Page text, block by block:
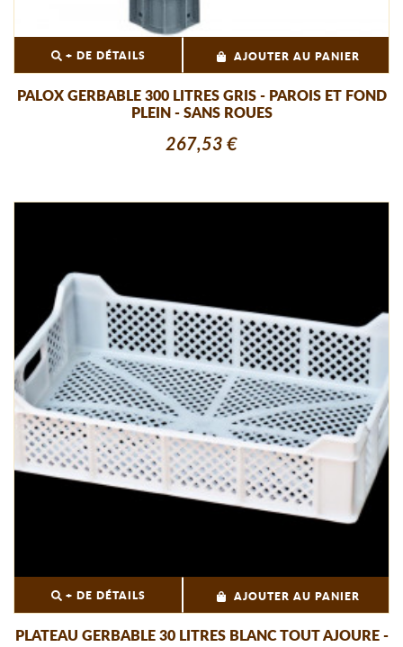
+ DE DÉTAILS AJOUTER AU PANIER
PALOX GERBABLE 300 LITRES GRIS - PAROIS ET FOND
PLEIN - SANS ROUES
267,53 €
+ DE DÉTAILS AJOUTER AU PANIER
PLATEAU GERBABLE 30 LITRES BLANC TOUT AJOURE -